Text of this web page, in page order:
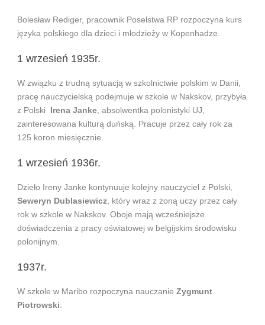
Bolesław Rediger, pracownik Poselstwa RP rozpoczyna kurs
języka polskiego dla dzieci i młodzieży w Kopenhadze.
1 wrzesień 1935r.
W związku z trudną sytuacją w szkolnictwie polskim w Danii,
pracę nauczycielską podejmuje w szkole w Nakskov, przybyła
z Polski Irena Janke , absolwentka polonistyki UJ,
zainteresowana kulturą duńską. Pracuje przez cały rok za
125 koron miesięcznie.
1 wrzesień 1936r.
Dzieło Ireny Janke kontynuuje kolejny nauczyciel z Polski,
Seweryn Dublasiewicz , który wraz z żoną uczy przez cały
rok w szkole w Nakskov. Oboje mają wcześniejsze
doświadczenia z pracy oświatowej w belgijskim środowisku
polonijnym.
1937r.
W szkole w Maribo rozpoczyna nauczanie Zygmunt
Piotrowski